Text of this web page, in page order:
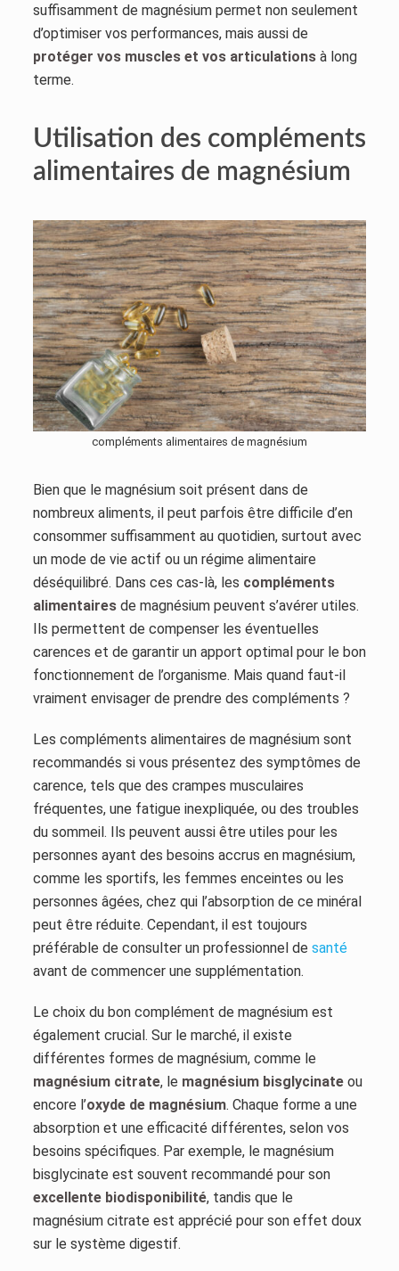
suffisamment de magnésium permet non seulement
d’optimiser vos performances, mais aussi de
protéger vos muscles et vos articulationsà long
terme.
Utilisation des compléments
alimentaires de magnésium
compléments alimentaires de magnésium
Bien que le magnésium soit présent dans de
nombreux aliments, il peut parfois être difficile d’en
consommer suffisamment au quotidien, surtout avec
un mode de vie actif ou un régime alimentaire
déséquilibré. Dans ces cas-là, les compléments
alimentairesde magnésium peuvent s’avérer utiles.
Ils permettent de compenser les éventuelles
carences et de garantir un apport optimal pour le bon
fonctionnement de l’organisme. Mais quand faut-il
vraiment envisager de prendre des compléments ?
Les compléments alimentaires de magnésium sont
recommandés si vous présentez des symptômes de
carence, tels que des crampes musculaires
fréquentes, une fatigue inexpliquée, ou des troubles
du sommeil. Ils peuvent aussi être utiles pour les
personnes ayant des besoins accrus en magnésium,
comme les sportifs, les femmes enceintes ou les
personnes âgées, chez qui l’absorption de ce minéral
peut être réduite. Cependant, il est toujours
préférable de consulter un professionnel de santé
avant de commencer une supplémentation.
Le choix du bon complément de magnésium est
également crucial. Sur le marché, il existe
différentes formes de magnésium, comme le
magnésium citrate, le magnésium bisglycinateou
encore l’oxyde de magnésium. Chaque forme a une
absorption et une efficacité différentes, selon vos
besoins spécifiques. Par exemple, le magnésium
bisglycinate est souvent recommandé pour son
excellente biodisponibilité, tandis que le
magnésium citrate est apprécié pour son effet doux
sur le système digestif.